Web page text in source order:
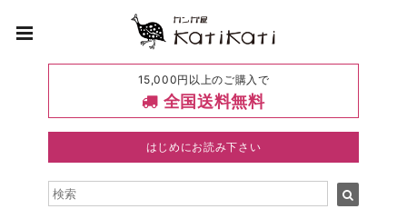
15,000円以上のご購入で
全国送料無料
はじめにお読み下さい